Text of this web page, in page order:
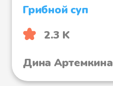
Грибной суп
2.3 K
Дина Артемкина